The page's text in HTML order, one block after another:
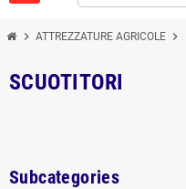
chevron_right ATTREZZATURE AGRICOLE chevron_right
SCUOTITORI
Subcategories